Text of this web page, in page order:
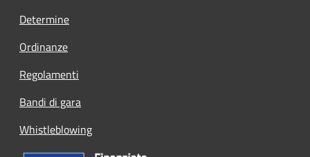
Determine
Ordinanze
Regolamenti
Bandi di gara
Whistleblowing